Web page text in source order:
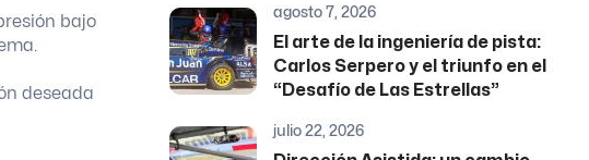
bajo
deseada
agosto 7, 2026
El arte de la ingeniería de pista:
Carlos Serpero y el triunfo en el
“Desafío de Las Estrellas”
julio 22, 2026